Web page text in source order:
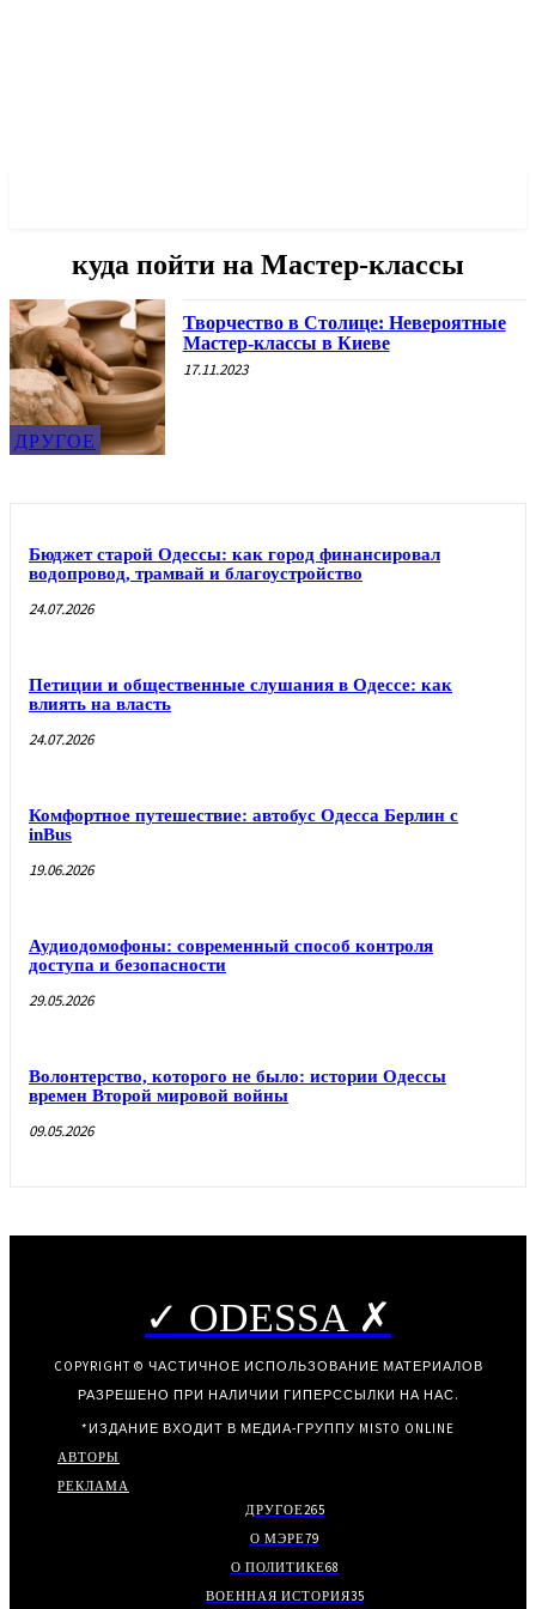
куда пойти на Мастер-классы
ДРУГОЕ
Творчество в Столице: Невероятные
Мастер-классы в Киеве
17.11.2023
Бюджет старой Одессы: как город финансировал
водопровод, трамвай и благоустройство
24.07.2026
Петиции и общественные слушания в Одессе: как
влиять на власть
24.07.2026
Комфортное путешествие: автобус Одесса Берлин с
inBus
19.06.2026
Аудиодомофоны: современный способ контроля
доступа и безопасности
29.05.2026
Волонтерство, которого не было: истории Одессы
времен Второй мировой войны
09.05.2026
✓ ODESSA ✗
COPYRIGHT © ЧАСТИЧНОЕ ИСПОЛЬЗОВАНИЕ МАТЕРИАЛОВ
РАЗРЕШЕНО ПРИ НАЛИЧИИ ГИПЕРССЫЛКИ НА НАС.
*ИЗДАНИЕ ВХОДИТ В МЕДИА-ГРУППУ MISTO ONLINE
АВТОРЫ
РЕКЛАМА
ДРУГОЕ265
О МЭРЕ79
О ПОЛИТИКЕ68
ВОЕННАЯ ИСТОРИЯ35